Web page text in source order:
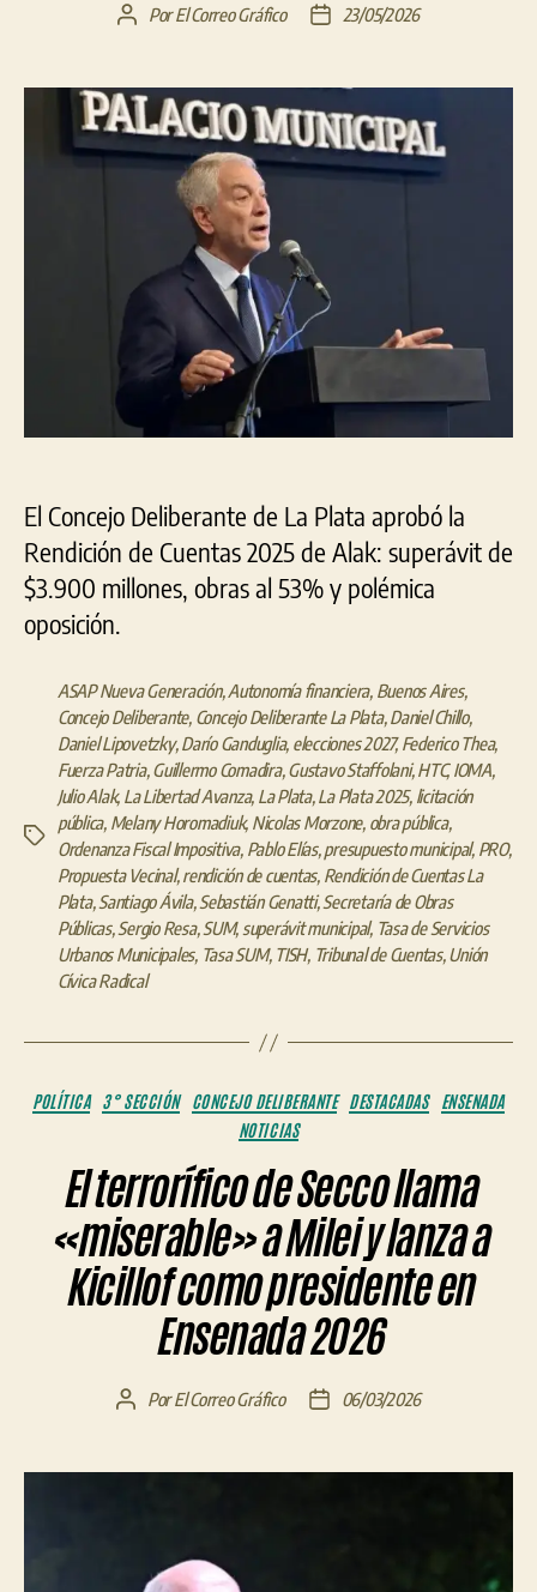
Autor
entrada
PorEl Correo Gráfico
Fecha
entrada
23/05/2026
El Concejo Deliberante de La Plata aprobó la
Rendición de Cuentas 2025 de Alak: superávit de
$3.900 millones, obras al 53% y polémica
oposición.
Etiquetas
ASAP Nueva Generación,Autonomía financiera, Buenos Aires,
Concejo Deliberante, Concejo Deliberante La Plata,Daniel Chillo,
Daniel Lipovetzky,Darío Ganduglia, elecciones 2027,Federico Thea,
Fuerza Patria,Guillermo Comadira,Gustavo Staffolani,HTC,IOMA,
Julio Alak, La Libertad Avanza, La Plata,La Plata 2025, licitación
pública, Melany Horomadiuk, Nicolas Morzone, obra pública,
Ordenanza Fiscal Impositiva, Pablo Elías,presupuesto municipal, PRO,
Propuesta Vecinal,rendición de cuentas, Rendición de Cuentas La
Plata,Santiago Ávila,Sebastián Genatti,Secretaría de Obras
Públicas,Sergio Resa,SUM, superávit municipal, Tasa de Servicios
Urbanos Municipales, Tasa SUM, TISH, Tribunal de Cuentas,Unión
Cívica Radical
Categorías
POLÍTICA 3° SECCIÓN CONCEJO DELIBERANTE DESTACADAS
ENSENADA
NOTICIAS
El terrorífico de Secco llama
«miserable» a Milei y lanza a
Kicillof como presidente en
Ensenada 2026
AutorPorEl Correo Gráfico
Fecha06/03/2026